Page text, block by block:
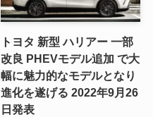
トヨタ 新型 ハリアー 一部
改良 PHEVモデル追加 で大
幅に魅力的なモデルとなり
進化を遂げる 2022年9月26
日発表